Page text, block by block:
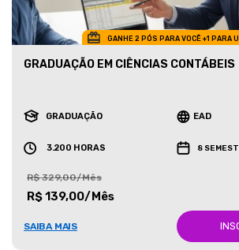
GANHE 2 PÓS PARA VOCÊ +1 PARA
GRADUAÇÃO EM CIÊNCIAS CONTÁBEIS
GRADUAÇÃO EAD
3.200 HORAS 8
R$ 329,00/Mês
R$ 139,00/Mês
SAIBA MAIS